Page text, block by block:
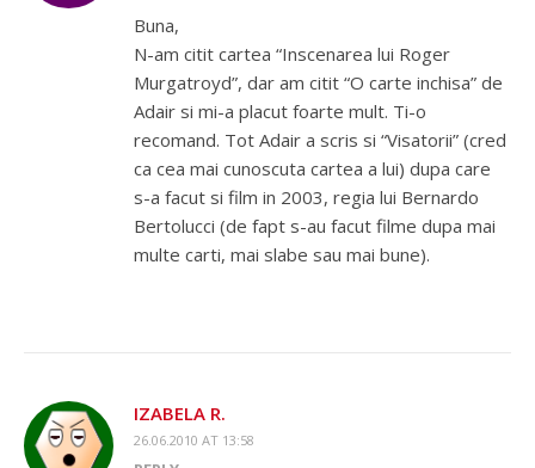
Buna,
N-am citit cartea “Inscenarea lui Roger
Murgatroyd”, dar am citit “O carte inchisa” de
Adair si mi-a placut foarte mult. Ti-o
recomand. Tot Adair a scris si “Visatorii” (cred
ca cea mai cunoscuta cartea a lui) dupa care
s-a facut si film in 2003, regia lui Bernardo
Bertolucci (de fapt s-au facut filme dupa mai
multe carti, mai slabe sau mai bune).
IZABELA R.
26.06.2010 AT 13:58